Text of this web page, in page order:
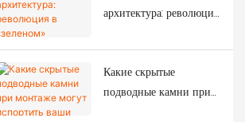
после сильных
архитектура: революция
строительстве,
преобразующая
современное
Какие скрытые
подводные камни при